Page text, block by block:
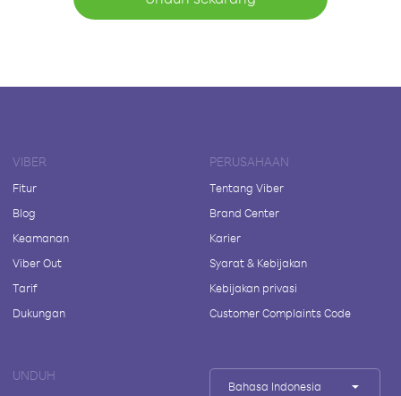
VIBER
Fitur
Blog
Keamanan
Viber Out
Tarif
Dukungan
PERUSAHAAN
Tentang Viber
Brand Center
Karier
Syarat & Kebijakan
Kebijakan privasi
Customer Complaints Code
UNDUH
Bahasa Indonesia